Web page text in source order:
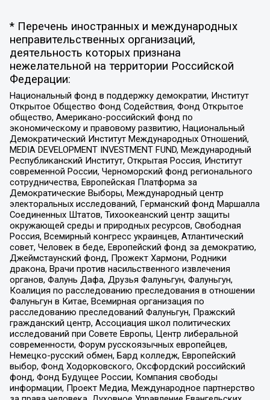
* Перечень иностранных и международных
неправительственных организаций,
деятельность которых признана
нежелательной на территории Российской
Федерации:
Национальный фонд в поддержку демократии, Институт
Открытое Общество Фонд Содействия, Фонд Открытое
общество, Американо-российский фонд по
экономическому и правовому развитию, Национальный
Демократический Институт Международных Отношений,
MEDIA DEVELOPMENT INVESTMENT FUND, Международный
Республиканский Институт, Открытая Россия, Институт
современной России, Черноморский фонд регионального
сотрудничества, Европейская Платформа за
Демократические Выборы, Международный центр
электоральных исследований, Германский фонд Маршалла
Соединенных Штатов, Тихоокеанский центр защиты
окружающей среды и природных ресурсов, Свободная
Россия, Всемирный конгресс украинцев, Атлантический
совет, Человек в беде, Европейский фонд за демократию,
Джеймстаунский фонд, Прожект Хармони, Родники
дракона, Врачи против насильственного извлечения
органов, Фалунь Дафа, Друзья Фалуньгун, Фалуньгун,
Коалиция по расследованию преследования в отношении
Фалуньгун в Китае, Всемирная организация по
расследованию преследований Фалуньгун, Пражский
гражданский центр, Ассоциация школ политических
исследований при Совете Европы, Центр либеральной
современности, Форум русскоязычных европейцев,
Немецко-русский обмен, Бард колледж, Европейский
выбор, Фонд Ходорковского, Оксфордский российский
фонд, Фонд Будущее России, Компания свободы
информации, Проект Медиа, Международное партнерство